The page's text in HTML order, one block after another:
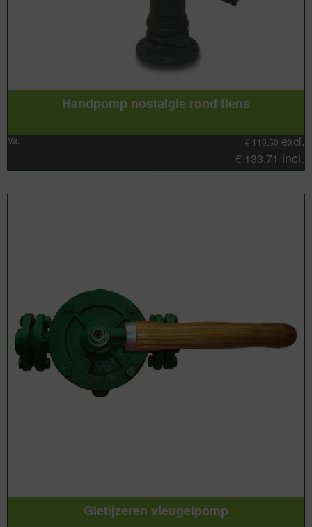
Handpomp nostalgie rond flens
Va: € 110,50 excl.
€ 133,71 incl.
Gietijzeren vleugelpomp